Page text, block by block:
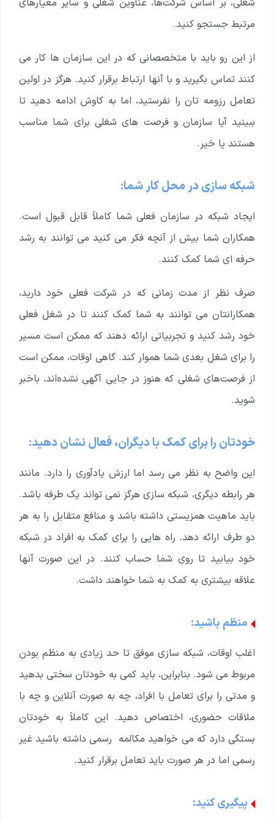
شغلی، بر اساس شرکت‌ها، عناوین شغلی و سایر معیارهای
مرتبط جستجو کنید.
از این رو باید با متخصصانی که در این سازمان ها کار می
کنند تماس بگیرید و با آنها ارتباط برقرار کنید. هرگز در اولین
تعامل رزومه تان را نفرستید، اما به کاوش ادامه دهید تا
ببینید آیا سازمان و فرصت های شغلی برای شما مناسب
هستند یا خیر.
شبکه سازی در محل کار شما:
ایجاد شبکه در سازمان فعلی شما کاملاً قابل قبول است.
همکاران شما بیش از آنچه فکر می کنید می توانند به رشد
حرفه ای شما کمک کنند.
صرف نظر از مدت زمانی که در شرکت فعلی خود دارید،
همکارانتان می توانند به شما کمک کنند تا در شغل فعلی
خود رشد کنید و تجربیاتی ارائه دهند که ممکن است مسیر
را برای شغل بعدی شما هموار کند. گاهی اوقات، ممکن است
از فرصت‌های شغلی که هنوز در جایی آگهی نشده‌اند، باخبر
شوید.
خودتان را برای کمک با دیگران، فعال نشان دهید:
این واضح به نظر می رسد اما ارزش یادآوری را دارد. مانند
هر رابطه دیگری، شبکه سازی هرگز نمی تواند یک طرفه باشد.
باید ماهیت همزیستی داشته باشد و منافع متقابل را به هر
دو طرف ارائه دهد. راه هایی را برای کمک به افراد در شبکه
خود بیابید تا روی شما حساب کنند. در این صورت آنها
علاقه بیشتری به کمک به شما خواهند داشت.
منظم باشید:
اغلب اوقات، شبکه سازی موفق تا حد زیادی به منظم بودن
مربوط می شود. بنابراین، باید کمی به خودتان سختی بدهید
و مدتی را برای تعامل با افراد، چه به صورت آنلاین و چه با
ملاقات حضوری، اختصاص دهید. این کاملاً به خودتان
بستگی دارد که می خواهید مکالمه رسمی داشته باشید غیر
رسمی اما در هر صورت باید تعامل برقرار کنید.
پیگیری کنید: